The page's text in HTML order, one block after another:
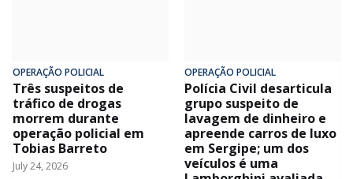
OPERAÇÃO POLICIAL
Três suspeitos de
tráfico de drogas
morrem durante
operação policial em
Tobias Barreto
July 24, 2026
OPERAÇÃO POLICIAL
Polícia Civil desarticula
grupo suspeito de
lavagem de dinheiro e
apreende carros de luxo
em Sergipe; um dos
veículos é uma